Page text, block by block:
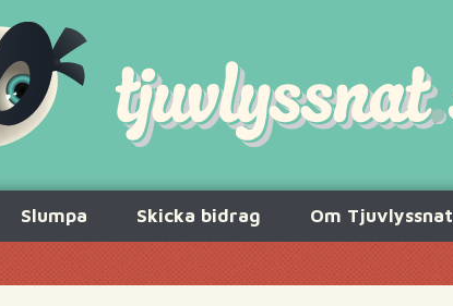
Slumpa Skicka bidrag Om Tjuvlyssnat